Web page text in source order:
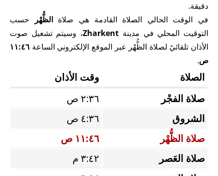
دقيقة.
في الوقت الحالي الصلاة القادمة هي صلاةالظُّهْر
حسب
التوقيت المحلي في مدينة Zharkent، وسيتم تشغيل صوت
الأذان تلقائيً لصلاة الظُّهْر عبر الموقع الإلكتروني الساعة ١١:٤٦
ص.
الصلاة
وقت الأذان
صلاة الفجْر
٢:٣٦ ص
الشروق
٤:٣٦ ص
صلاة الظُّهْر
١١:٤٦ ص
صلاة العَصر
٣:٤٢ م